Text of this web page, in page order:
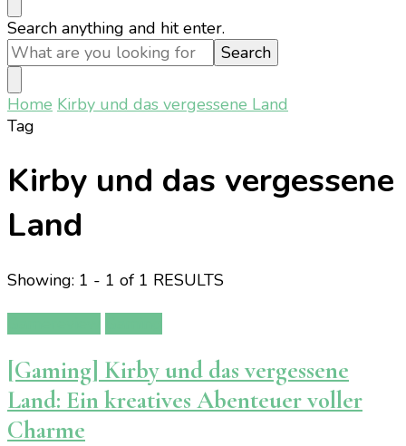
Looking
for
Something?
Search anything and hit enter.
Home Kirby und das vergessene Land
Tag
Kirby und das vergessene
Land
Showing: 1 - 1 of 1 RESULTS
[Gaming] Kirby und das vergessene
Land: Ein kreatives Abenteuer voller
Charme